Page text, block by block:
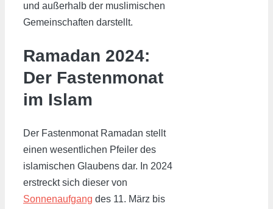
und außerhalb der muslimischen
Gemeinschaften darstellt.
Ramadan 2024:
Der Fastenmonat
im Islam
Der Fastenmonat Ramadan stellt
einen wesentlichen Pfeiler des
islamischen Glaubens dar. In 2024
erstreckt sich dieser von
Sonnenaufgang des 11. März bis